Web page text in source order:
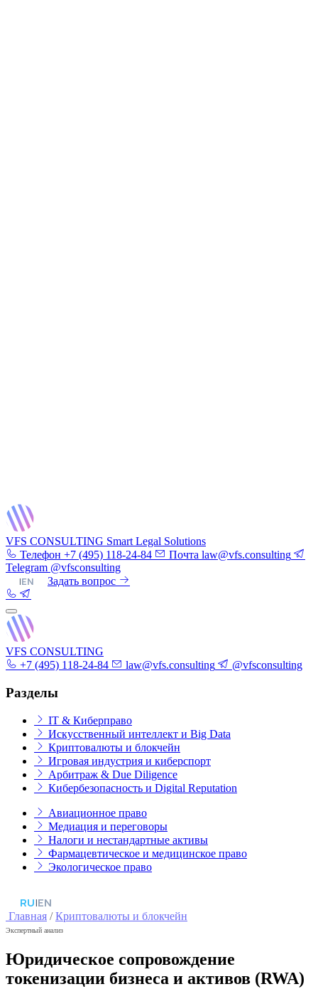
VFS CONSULTING Smart Legal Solutions
Телефон +7 (495) 118-24-84 Почта law@vfs.consulting
Telegram @vfsconsulting
|EN Задать вопрос
VFS CONSULTING
+7 (495) 118-24-84
law@vfs.consulting @vfsconsulting
Разделы
IT & Киберправо
Искусственный интеллект и Big Data
Криптовалюты и блокчейн
Игровая индустрия и киберспорт
Арбитраж & Due Diligence
Кибербезопасность и Digital Reputation
Авиационное право
Медиация и переговоры
Налоги и нестандартные активы
Фармацевтическое и медицинское право
Экологическое право
RU|EN
Главная /Криптовалюты и блокчейн
Экспертный анализ
Юридическое сопровождение
токенизации бизнеса и активов (RWA)